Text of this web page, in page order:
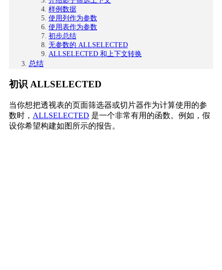
样例数据
使用列作为参数
使用表作为参数
初步总结
无参数的 ALLSELECTED
ALLSELECTED 和上下文转换
总结
初识 ALLSELECTED
当你想把透视表的页面筛选器或切片器作为计算使用的参
数时， ALLSELECTED 是一个非常有用的函数。例如，假
设你希望构建如图所示的报告。